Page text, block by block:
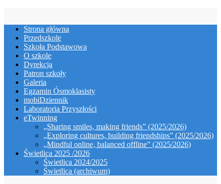
contentStrona główna
Przedszkole
Szkoła Podstawowa
O szkole
Dyrekcja
Patron szkoły
Galeria
Egzamin Ósmoklasisty
mobiDziennik
Laboratoria Przyszłości
eTwinning
„Sharing smiles, making friends” (2025/2026)
„Exploring cultures, building friendships” (2025/2026)
„Mindful online, balanced offline” (2025/2026)
Świetlica 2025 /2026
Świetlica 2024/2025
Świetlica (archiwum)